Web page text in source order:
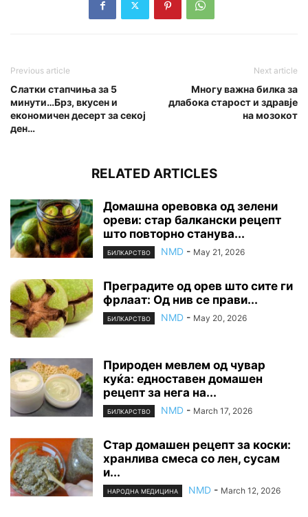
Previous article
Слатки стапчиња за 5
минути…Брз, вкусен и
економичен десерт за секој
ден…
Next article
Многу важна билка за
длабока старост и здравје
на мозокот
RELATED ARTICLES
Домашна оревовка од зелени
ореви: стар балкански рецепт
што повторно станува...
БИЛКАРСТВО NMD - May 21, 2026
Преградите од орев што сите ги
фрлаат: Од нив се прави...
БИЛКАРСТВО NMD - May 20, 2026
Природен мевлем од чувар
куќа: едноставен домашен
рецепт за нега на...
БИЛКАРСТВО NMD - March 17, 2026
Стар домашен рецепт за коски:
хранлива смеса со лен, сусам
и...
НАРОДНА МЕДИЦИНА NMD - March 12, 2026